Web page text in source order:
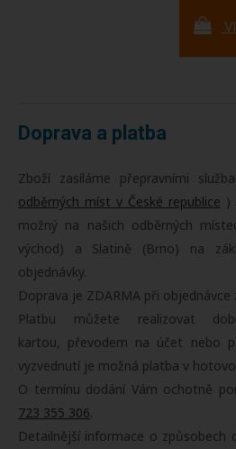
Doprava a platba
Zboží zasíláme přepravními
odběrných míst v České republice )
možný na našich odběrných
východ) a Slatině (Brno) na
objednávky.
Doprava je ZDARMA při objednávce
Platbu můžete realizovat
kartou, převodem na účet nebo
vyzvednutí je možná platba v
O termínu dodání Vám ochotně
723 355 306.
Detailnější informace o způsobech